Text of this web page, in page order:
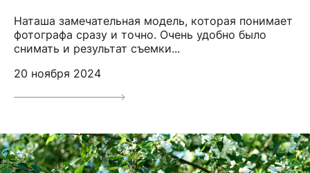
Наташа замечательная модель, которая понимает
фотографа сразу и точно. Очень удобно было
снимать и результат съемки...
20 ноября 2024